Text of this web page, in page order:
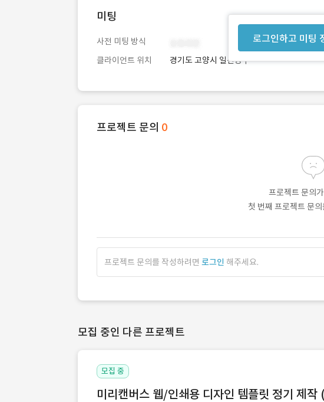
로그인하고 미팅
미팅
사전 미팅 방식
클라이언트 위치
경기도 고양시 일산동구
프로젝트 문의 0
프로젝트 문의
첫 번째 프로젝트 문
프로젝트 문의를 작성하려면 로그인 해주세요.
모집 중인 다른 프로젝트
모집 중
미리캔버스 웹/인쇄용 디자인 템플릿 정기 제작